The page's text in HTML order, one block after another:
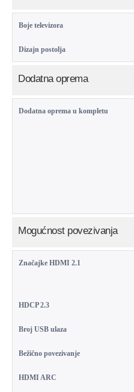
Boje televizora
Dizajn postolja
Dodatna oprema
Dodatna oprema u kompletu
Mogućnost povezivanja
Značajke HDMI 2.1
HDCP 2.3
Broj USB ulaza
Bežično povezivanje
HDMI ARC